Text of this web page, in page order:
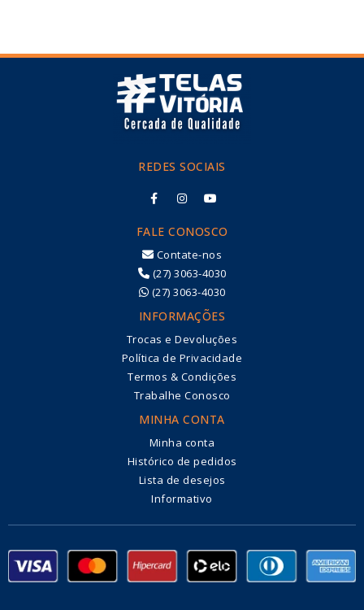
REDES SOCIAIS
FALE CONOSCO
Contate-nos
(27) 3063-4030
(27) 3063-4030
INFORMAÇÕES
Trocas e Devoluções
Política de Privacidade
Termos & Condições
Trabalhe Conosco
MINHA CONTA
Minha conta
Histórico de pedidos
Lista de desejos
Informativo